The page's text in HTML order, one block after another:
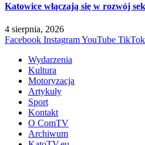
Katowice włączają się w rozwój
4 sierpnia, 2026
Facebook InstagramYouTube TikTok
Wydarzenia
Kultura
Motoryzacja
Artykuły
Sport
Kontakt
O ComTV
Archiwum